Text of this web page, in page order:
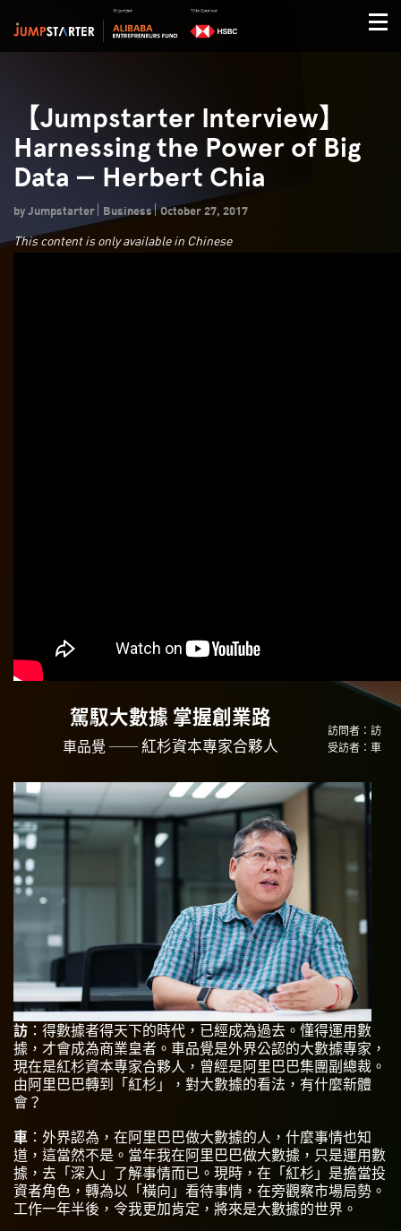
【Jumpstarter Interview】
Harnessing the Power of Big
Data — Herbert Chia
by Jumpstarter Business October 27, 2017
This content is only available in Chinese
駕馭大數據 掌握創業路
車品覺 ── 紅杉資本專家合夥人
訪問者：訪
受訪者：車
訪 ：得數據者得天下的時代，已經成為過去。懂得運用數
據，才會成為商業皇者。車品覺是外界公認的大數據專家，
現在是紅杉資本專家合夥人，曾經是阿里巴巴集團副總裁。
由阿里巴巴轉到「紅杉」，對大數據的看法，有什麼新體
會？
車 ：外界認為，在阿里巴巴做大數據的人，什麼事情也知
道，這當然不是。當年我在阿里巴巴做大數據，只是運用數
據，去「深入」了解事情而已。現時，在「紅杉」是擔當投
資者角色，轉為以「橫向」看待事情，在旁觀察市場局勢。
工作一年半後，令我更加肯定，將來是大數據的世界。